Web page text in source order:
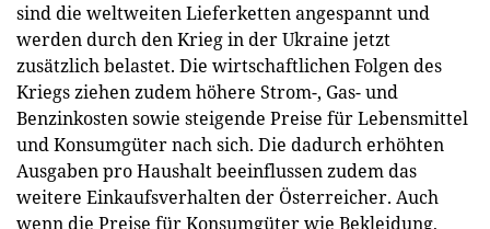
sind die weltweiten Lieferketten angespannt und
werden durch den Krieg in der Ukraine jetzt
zusätzlich belastet. Die wirtschaftlichen Folgen des
Kriegs ziehen zudem höhere Strom-, Gas- und
Benzinkosten sowie steigende Preise für Lebensmittel
und Konsumgüter nach sich. Die dadurch erhöhten
Ausgaben pro Haushalt beeinflussen zudem das
weitere Einkaufsverhalten der Österreicher. Auch
wenn die Preise für Konsumgüter wie Bekleidung,